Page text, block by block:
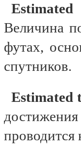
Величина
футах,
спутников.
Estimated
проводится